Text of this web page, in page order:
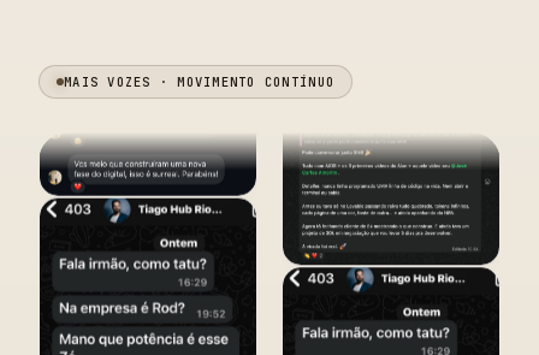
MAIS VOZES · MOVIMENTO CONTÍNUO